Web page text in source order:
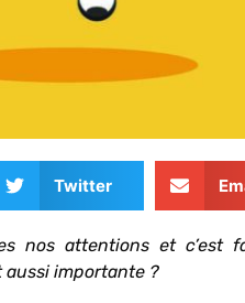
Twitter
nos attentions et c’est
importante ?